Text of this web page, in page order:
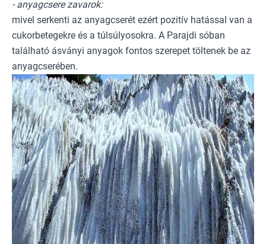
- anyagcsere zavarok:
mivel serkenti az anyagcserét ezért pozitív hatással van a
cukorbetegekre és a túlsúlyosokra. A Parajdi sóban
található ásványi anyagok fontos szerepet töltenek be az
anyagcserében.